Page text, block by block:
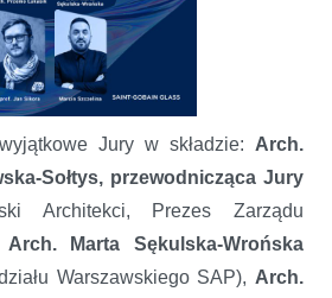
Jury w składzie: Arch.
Sołtys, przewodnicząca Jury
Architekci, Prezes Zarządu
Arch. Marta Sękulska-Wrońska
Warszawskiego SAP), Arch.